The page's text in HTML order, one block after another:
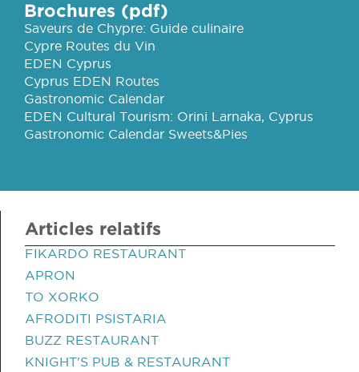
Brochures (pdf)
Saveurs de Chypre: Guide culinaire
Cypre Routes du Vin
EDEN Cyprus
Cyprus EDEN Routes
Gastronomic Calendar
EDEN Cultural Tourism: Orini Larnaka, Cyprus
Gastronomic Calendar Sweets&Pies
Articles relatifs
FIKARDO RESTAURANT
APRON
TO XORKO
AFRODITI PSISTARIA
BUZZ RESTAURANT
KNIGHT'S PUB & RESTAURANT